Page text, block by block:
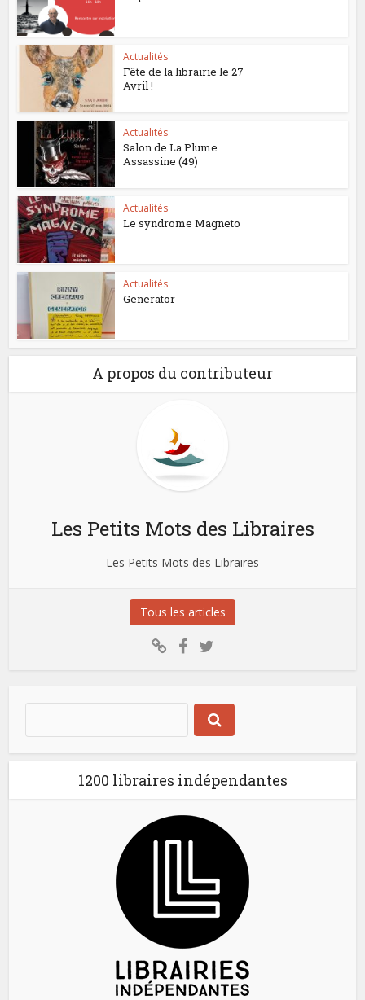
Actualités
Fête de la librairie le 27
Avril !
Actualités
Salon de La Plume
Assassine (49)
Actualités
Le syndrome Magneto
Actualités
Generator
A propos du contributeur
Les Petits Mots des Libraires
Les Petits Mots des Libraires
Tous les articles
1200 libraires indépendantes